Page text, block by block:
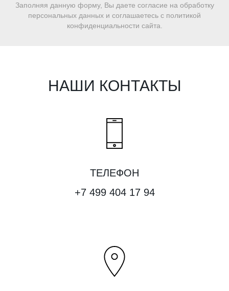
Заполняя данную форму, Вы даете согласие на обработку
персональных данных и соглашаетесь c политикой
конфиденциальности сайта.
НАШИ КОНТАКТЫ
ТЕЛЕФОН
+7 499 404 17 94